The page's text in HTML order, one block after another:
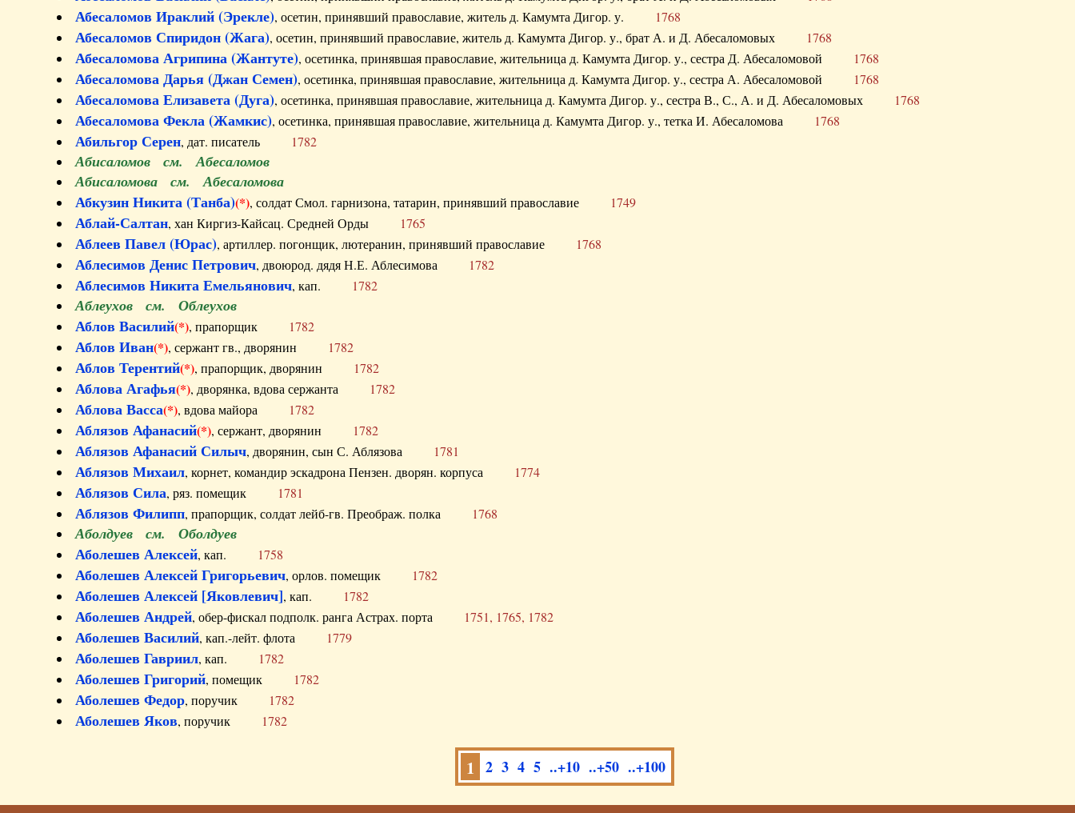
Абесаломов Ираклий (Эрекле), осетин, принявший православие, житель д. Камумта Дигор. у. 1768
Абесаломов Спиридон (Жага), осетин, принявший православие, житель д. Камумта Дигор. у., брат А. и Д. Абесаломовых 1768
Абесаломова Агрипина (Жантуте), осетинка, принявшая православие, жительница д. Камумта Дигор. у., сестра Д. Абесаломовой 1768
Абесаломова Дарья (Джан Семен), осетинка, принявшая православие, жительница д. Камумта Дигор. у., сестра А. Абесаломовой 1768
Абесаломова Елизавета (Дуга), осетинка, принявшая православие, жительница д. Камумта Дигор. у., сестра В., С., А. и Д. Абесаломовых 1768
Абесаломова Фекла (Жамкис), осетинка, принявшая православие, жительница д. Камумта Дигор. у., тетка И. Абесаломова 1768
Абильгор Серен, дат. писатель 1782
Абисаломов см. Абесаломов
Абисаломова см. Абесаломова
Абкузин Никита (Танба)(*), солдат Смол. гарнизона, татарин, принявший православие 1749
Аблай-Салтан, хан Киргиз-Кайсац. Средней Орды 1765
Аблеев Павел (Юрас), артиллер. погонщик, лютеранин, принявший православие 1768
Аблесимов Денис Петрович, двоюрод. дядя Н.Е. Аблесимова 1782
Аблесимов Никита Емельянович, кап. 1782
Аблеухов см. Облеухов
Аблов Василий(*), прапорщик 1782
Аблов Иван(*), сержант гв., дворянин 1782
Аблов Терентий(*), прапорщик, дворянин 1782
Аблова Агафья(*), дворянка, вдова сержанта 1782
Аблова Васса(*), вдова майора 1782
Аблязов Афанасий(*), сержант, дворянин 1782
Аблязов Афанасий Силыч, дворянин, сын С. Аблязова 1781
Аблязов Михаил, корнет, командир эскадрона Пензен. дворян. корпуса 1774
Аблязов Сила, ряз. помещик 1781
Аблязов Филипп, прапорщик, солдат лейб-гв. Преображ. полка 1768
Аболдуев см. Оболдуев
Аболешев Алексей, кап. 1758
Аболешев Алексей Григорьевич, орлов. помещик 1782
Аболешев Алексей [Яковлевич], кап. 1782
Аболешев Андрей, обер-фискал подполк. ранга Астрах. порта 1751, 1765, 1782
Аболешев Василий, кап.-лейт. флота 1779
Аболешев Гавриил, кап. 1782
Аболешев Григорий, помещик 1782
Аболешев Федор, поручик 1782
Аболешев Яков, поручик 1782
1 2 3 4 5 ..+10 ..+50 ..+100